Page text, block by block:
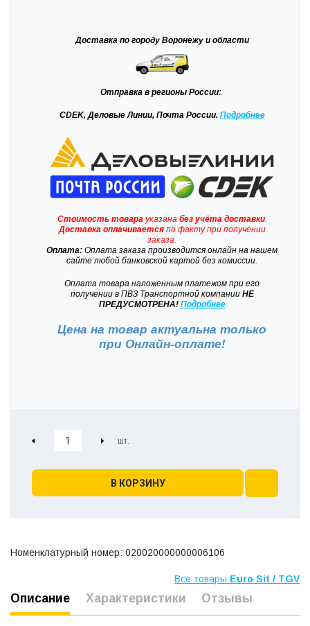
Доставка по городу Воронежу и области
Отправка в регионы России:
CDEK, Деловые Линии, Почта России. Подробнее
Стоимость товарауказана без учёта доставки.
Доставкаоплачиваетсяпо факту при получении
заказа.
Оплата: Оплата заказа производится онлайн на нашем
сайте любой банковской картой без комиссии.
Оплата товара наложенным платежом при его
получении в ПВЗ Транспортной компанииНЕ
ПРЕДУСМОТРЕНА! Подробнее
Цена на товар актуальна только
при Онлайн-оплате!
В КОРЗИНУ
Номенклатурный номер: 020020000000006106
Все товары Euro Sit / TGV
Описание Характеристики Отзывы